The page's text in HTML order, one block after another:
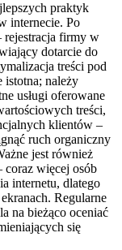
praktyk
internecie. Po
rejestracja firmy w
dotarcie do
treści pod
istotna; należy
usługi oferowane
treści,
klientów –
ruch organiczny
jest również
coraz więcej osób
internetu, dlatego
Regularne
na bieżąco oceniać
się